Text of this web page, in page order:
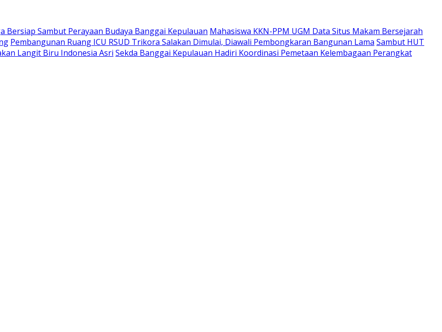
Bersiap Sambut Perayaan Budaya Banggai Kepulauan Mahasiswa KKN-PPM UGM Data Situs Makam Bersejarah
Pembangunan Ruang ICU RSUD Trikora Salakan Dimulai, Diawali Pembongkaran Bangunan Lama Sambut HUT
Langit Biru Indonesia Asri Sekda Banggai Kepulauan Hadiri Koordinasi Pemetaan Kelembagaan Perangkat